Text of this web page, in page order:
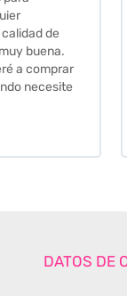
DATOS DE